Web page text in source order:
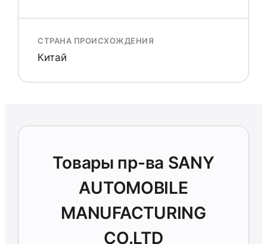
СТРАНА ПРОИСХОЖДЕНИЯ
Китай
Товары пр-ва SANY
AUTOMOBILE
MANUFACTURING
CO.LTD